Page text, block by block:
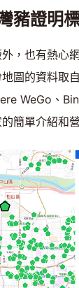
豬證明標
，也有熱心
地圖的資料取
WeGo、
簡單介紹和